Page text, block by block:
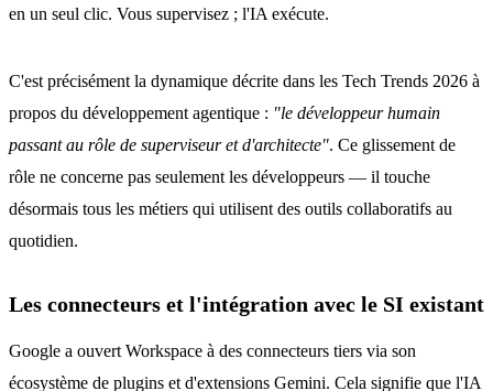
en un seul clic. Vous supervisez ; l'IA exécute.
C'est précisément la dynamique décrite dans les Tech Trends 2026 à
propos du développement agentique : "le développeur humain
passant au rôle de superviseur et d'architecte". Ce glissement de
rôle ne concerne pas seulement les développeurs — il touche
désormais tous les métiers qui utilisent des outils collaboratifs au
quotidien.
Les connecteurs et l'intégration avec le SI existant
Google a ouvert Workspace à des connecteurs tiers via son
écosystème de plugins et d'extensions Gemini. Cela signifie que l'IA